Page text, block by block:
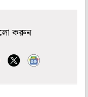
করুন